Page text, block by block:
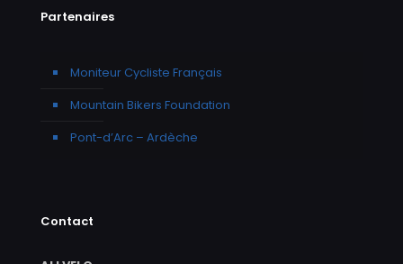
Partenaires
Moniteur Cycliste Français
Mountain Bikers Foundation
Pont-d’Arc – Ardèche
Contact